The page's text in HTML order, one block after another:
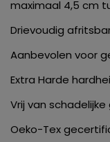
maximaal 4,5 cm
Drievoudig
Aanbevolen voor
Extra Harde
Vrij van schadelijke
Oeko-Tex